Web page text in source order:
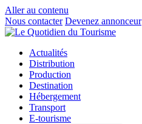
Aller au contenu
Nous contacter Devenez annonceur
Actualités
Distribution
Production
Destination
Hébergement
Transport
E-tourisme